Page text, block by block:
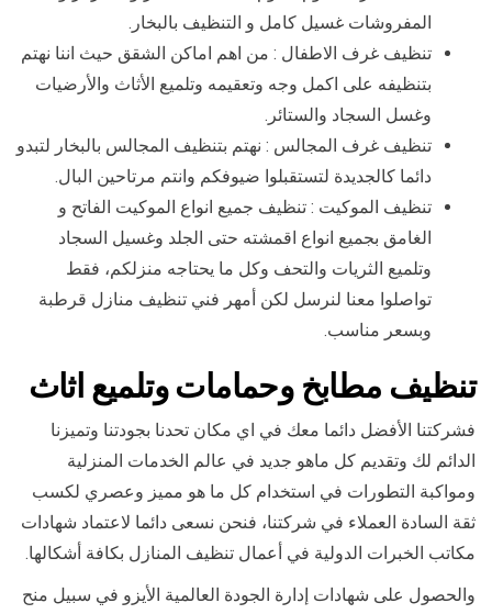
المفروشات غسيل كامل و التنظيف بالبخار.
تنظيف غرف الاطفال : من اهم اماكن الشقق حيث اننا نهتم
بتنظيفه على اكمل وجه وتعقيمه وتلميع الأثاث والأرضيات
وغسل السجاد والستائر.
تنظيف غرف المجالس : نهتم بتنظيف المجالس بالبخار لتبدو
دائما كالجديدة لتستقبلوا ضيوفكم وانتم مرتاحين البال.
تنظيف الموكيت : تنظيف جميع انواع الموكيت الفاتح و
الغامق بجميع انواع اقمشته حتى الجلد وغسيل السجاد
وتلميع الثريات والتحف وكل ما يحتاجه منزلكم، فقط
تواصلوا معنا لنرسل لكن أمهر فني تنظيف منازل قرطبة
وبسعر مناسب.
تنظيف مطابخ وحمامات وتلميع اثاث
فشركتنا الأفضل دائما معك في اي مكان تحدنا بجودتنا وتميزنا
الدائم لك وتقديم كل ماهو جديد في عالم الخدمات المنزلية
ومواكبة التطورات في استخدام كل ما هو مميز وعصري لكسب
ثقة السادة العملاء في شركتنا، فنحن نسعى دائما لاعتماد شهادات
مكاتب الخبرات الدولية في أعمال تنظيف المنازل بكافة أشكالها.
والحصول على شهادات إدارة الجودة العالمية الأيزو في سبيل منح